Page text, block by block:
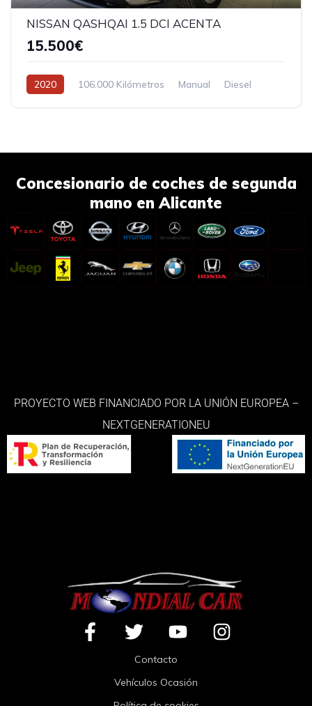
NISSAN QASHQAI 1.5 DCI ACENTA
15.500€
2020 106.000 Kilómetros Manual Diesel
Concesionario de coches de segunda
mano en Alicante
PROYECTO WEB FINANCIADO POR LA UNIÓN EUROPEA –
NEXTGENERATIONEU
Contacto
Vehículos Ocasión